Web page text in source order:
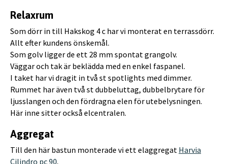
Relaxrum
Som dörr in till Hakskog 4 c har vi monterat en terrassdörr.
Allt efter kundens önskemål.
Som golv ligger de ett 28 mm spontat grangolv.
Väggar och tak är beklädda med en enkel faspanel.
I taket har vi dragit in två st spotlights med dimmer.
Rummet har även två st dubbeluttag, dubbelbrytare för
ljusslangen och den fördragna elen för utebelysningen.
Här inne sitter också elcentralen.
Aggregat
Till den här bastun monterade vi ett elaggregat Harvia
Cilindro pc 90.